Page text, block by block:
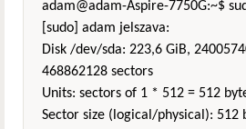
adam@adam-Aspire-7750G:~$
[sudo] adam jelszava:
Disk /dev/sda: 223,6 GiB,
468862128 sectors
Units: sectors of 1 * 512 = 512
Sector size (logical/physical): 512